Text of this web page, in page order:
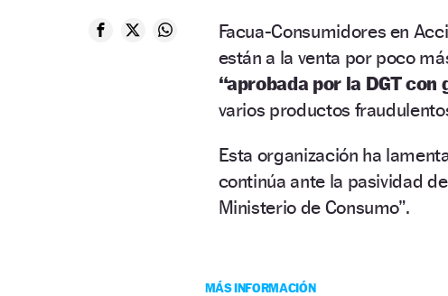
Facua-Consumidores en
están a la venta por poco
“aprobada por la DGT con
varios productos
Esta organización ha
continúa ante la pasividad
Ministerio de Consumo”.
MÁS INFORMACIÓN